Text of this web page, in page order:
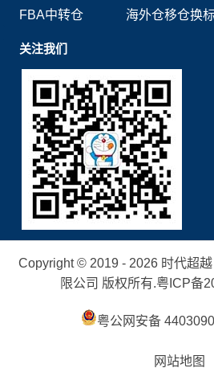
FBA中转仓
海外仓移仓换
关注我们
Copyright © 2019 - 2026 时代超
限公司 版权所有.粤ICP备
粤公网安备
网站地图